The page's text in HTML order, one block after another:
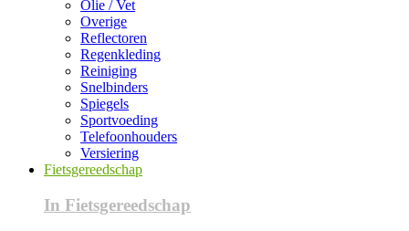
Olie / Vet
Overige
Reflectoren
Regenkleding
Reiniging
Snelbinders
Spiegels
Sportvoeding
Telefoonhouders
Versiering
Fietsgereedschap
In Fietsgereedschap